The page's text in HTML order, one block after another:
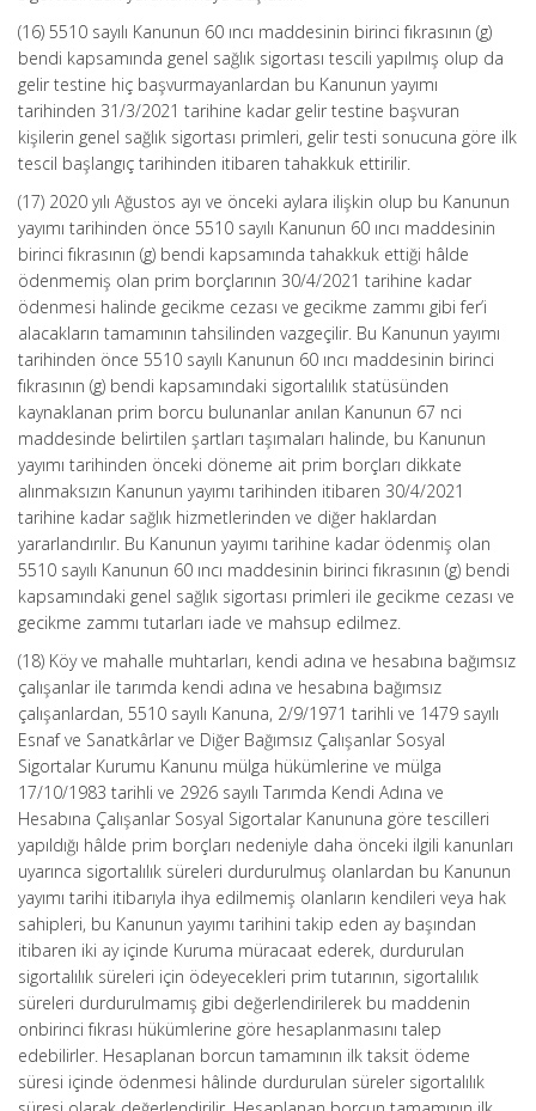
(16) 5510 sayılı Kanunun 60 ıncı maddesinin birinci fıkrasının (g)
bendi kapsamında genel sağlık sigortası tescili yapılmış olup da
gelir testine hiç başvurmayanlardan bu Kanunun yayımı
tarihinden 31/3/2021 tarihine kadar gelir testine başvuran
kişilerin genel sağlık sigortası primleri, gelir testi sonucuna göre ilk
tescil başlangıç tarihinden itibaren tahakkuk ettirilir.
(17) 2020 yılı Ağustos ayı ve önceki aylara ilişkin olup bu Kanunun
yayımı tarihinden önce 5510 sayılı Kanunun 60 ıncı maddesinin
birinci fıkrasının (g) bendi kapsamında tahakkuk ettiği hâlde
ödenmemiş olan prim borçlarının 30/4/2021 tarihine kadar
ödenmesi halinde gecikme cezası ve gecikme zammı gibi fer’i
alacakların tamamının tahsilinden vazgeçilir. Bu Kanunun yayımı
tarihinden önce 5510 sayılı Kanunun 60 ıncı maddesinin birinci
fıkrasının (g) bendi kapsamındaki sigortalılık statüsünden
kaynaklanan prim borcu bulunanlar anılan Kanunun 67 nci
maddesinde belirtilen şartları taşımaları halinde, bu Kanunun
yayımı tarihinden önceki döneme ait prim borçları dikkate
alınmaksızın Kanunun yayımı tarihinden itibaren 30/4/2021
tarihine kadar sağlık hizmetlerinden ve diğer haklardan
yararlandırılır. Bu Kanunun yayımı tarihine kadar ödenmiş olan
5510 sayılı Kanunun 60 ıncı maddesinin birinci fıkrasının (g) bendi
kapsamındaki genel sağlık sigortası primleri ile gecikme cezası ve
gecikme zammı tutarları iade ve mahsup edilmez.
(18) Köy ve mahalle muhtarları, kendi adına ve hesabına bağımsız
çalışanlar ile tarımda kendi adına ve hesabına bağımsız
çalışanlardan, 5510 sayılı Kanuna, 2/9/1971 tarihli ve 1479 sayılı
Esnaf ve Sanatkârlar ve Diğer Bağımsız Çalışanlar Sosyal
Sigortalar Kurumu Kanunu mülga hükümlerine ve mülga
17/10/1983 tarihli ve 2926 sayılı Tarımda Kendi Adına ve
Hesabına Çalışanlar Sosyal Sigortalar Kanununa göre tescilleri
yapıldığı hâlde prim borçları nedeniyle daha önceki ilgili kanunları
uyarınca sigortalılık süreleri durdurulmuş olanlardan bu Kanunun
yayımı tarihi itibarıyla ihya edilmemiş olanların kendileri veya hak
sahipleri, bu Kanunun yayımı tarihini takip eden ay başından
itibaren iki ay içinde Kuruma müracaat ederek, durdurulan
sigortalılık süreleri için ödeyecekleri prim tutarının, sigortalılık
süreleri durdurulmamış gibi değerlendirilerek bu maddenin
onbirinci fıkrası hükümlerine göre hesaplanmasını talep
edebilirler. Hesaplanan borcun tamamının ilk taksit ödeme
süresi içinde ödenmesi hâlinde durdurulan süreler sigortalılık